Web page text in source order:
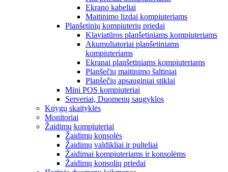
Ekrano kabeliai
Maitinimo lizdai kompiuteriams
Planšetinių kompiuterių priedai
Klaviatūros planšetiniams kompiuteriams
Akumuliatoriai planšetiniams
kompiuteriams
Ekranai planšetiniams kompiuteriams
Planšečių maitinimo šaltiniai
Planšečių apsauginiai stiklai
Mini POS kompiuteriai
Serveriai, Duomenų saugyklos
Knygų skaityklės
Monitoriai
Žaidimų kompiuteriai
Žaidimų konsolės
Žaidimų valdikliai ir pulteliai
Žaidimai kompiuteriams ir konsolėms
Žaidimų konsolių priedai